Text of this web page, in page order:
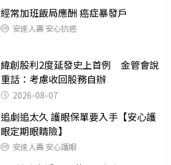
經常加班飯局應酬 癌症暴發戶
安達人壽 安心抗癌
緯創股利2度延發史上首例 金管會說
重話：考慮收回股務自辦
2026-08-07
追劇追太久 護眼保單要入手【安心護
眼定期眼睛險】
安達人壽 安心護眼